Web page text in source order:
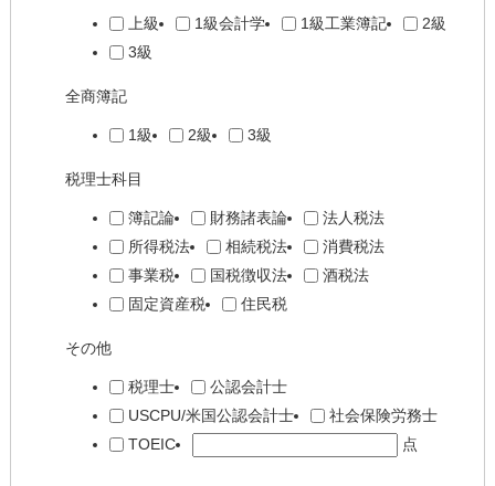
上級 1級会計学 1級工業簿記
2級
3級
全商簿記
1級 2級 3級
税理士科目
簿記論 財務諸表論
法人税法
所得税法
相続税法
消費税法
事業税
国税徴収法
酒税法
固定資産税
住民税
その他
税理士
公認会計士
USCPU/米国公認会計士
社会保険労務士
TOEIC
点